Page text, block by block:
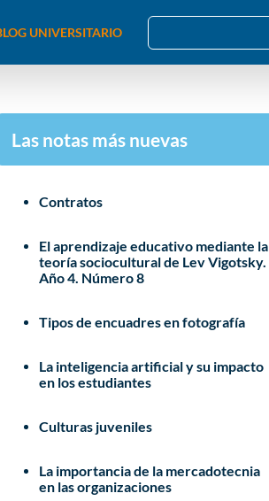
UNIVERSITARIO
Las notas más nuevas
Contratos
El aprendizaje educativo mediante la
teoría sociocultural de Lev Vigotsky.
Año 4. Número 8
Tipos de encuadres en fotografía
La inteligencia artificial y su impacto
en los estudiantes
Culturas juveniles
La importancia de la mercadotecnia
en las organizaciones